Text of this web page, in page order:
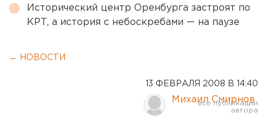
Исторический центр Оренбурга застроят по
КРТ, а история с небоскребами — на паузе
← НОВОСТИ
13 ФЕВРАЛЯ 2008 В 14:40
Михаил Смирнов